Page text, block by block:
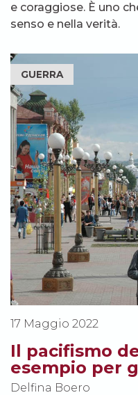
e coraggiose. È uno
senso e nella verità.
GUERRA
17 Maggio 2022
Il pacifismo
esempio per
Delfina Boero